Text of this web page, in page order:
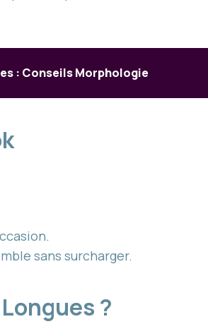
: Conseils Morphologie
sans surcharger.
?